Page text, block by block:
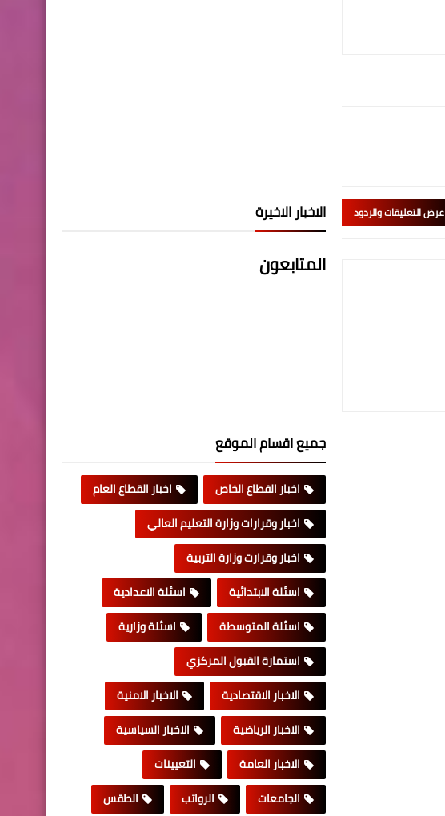
عرض التعليقات والردود الاخبار الاخيرة
المتابعون
جميع اقسام الموقع
اخبار القطاع الخاص
اخبار القطاع العام
اخبار وقرارات وزارة التعليم العالي
اخبار وقرارت وزارة التربية
اسئلة الابتدائية
اسئلة الاعدادية
اسئلة المتوسطة
اسئلة وزارية
استمارة القبول المركزي
الاخبار الاقتصادية
الاخبار الامنية
الاخبار الرياضية
الاخبار السياسية
الاخبار العامة
التعيينات
الجامعات
الرواتب الطقس